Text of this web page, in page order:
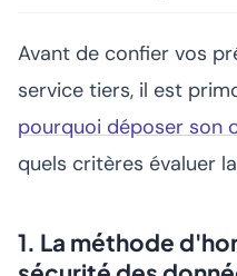
Avant de confier vos
service tiers, il est
pourquoi déposer son
quels critères évaluer
1. La méthode